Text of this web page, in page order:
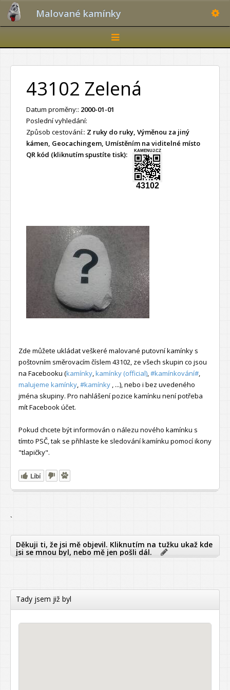
Malované kamínky
Toggle
navigation
43102 Zelená
Datum proměny:: 2000-01-01
Poslední vyhledání:
Způsob cestování:: Z ruky do ruky, Výměnou za jiný
kámen, Geocachingem, Umístěním na viditelné místo
QR kód (kliknutím spustíte tisk):
KAMENUJ.CZ
43102
Zde můžete ukládat veškeré malované putovní kamínky s
poštovním směrovacím číslem 43102, ze všech skupin co jsou
na Facebooku (kamínky kamínky (official) #kamínkování#
malujeme kamínky #kamínky , ...), nebo i bez uvedeného
jména skupiny. Pro nahlášení pozice kamínku není potřeba
mít Facebook účet.
Pokud chcete být informován o nálezu nového kamínku s
tímto PSČ, tak se přihlaste ke sledování kamínku pomocí ikony
"tlapičky".
Líbí
`
Děkuji ti, že jsi mě objevil. Kliknutím na tužku ukaž kde
jsi se mnou byl, nebo mě jen pošli dál.
Tady jsem již byl